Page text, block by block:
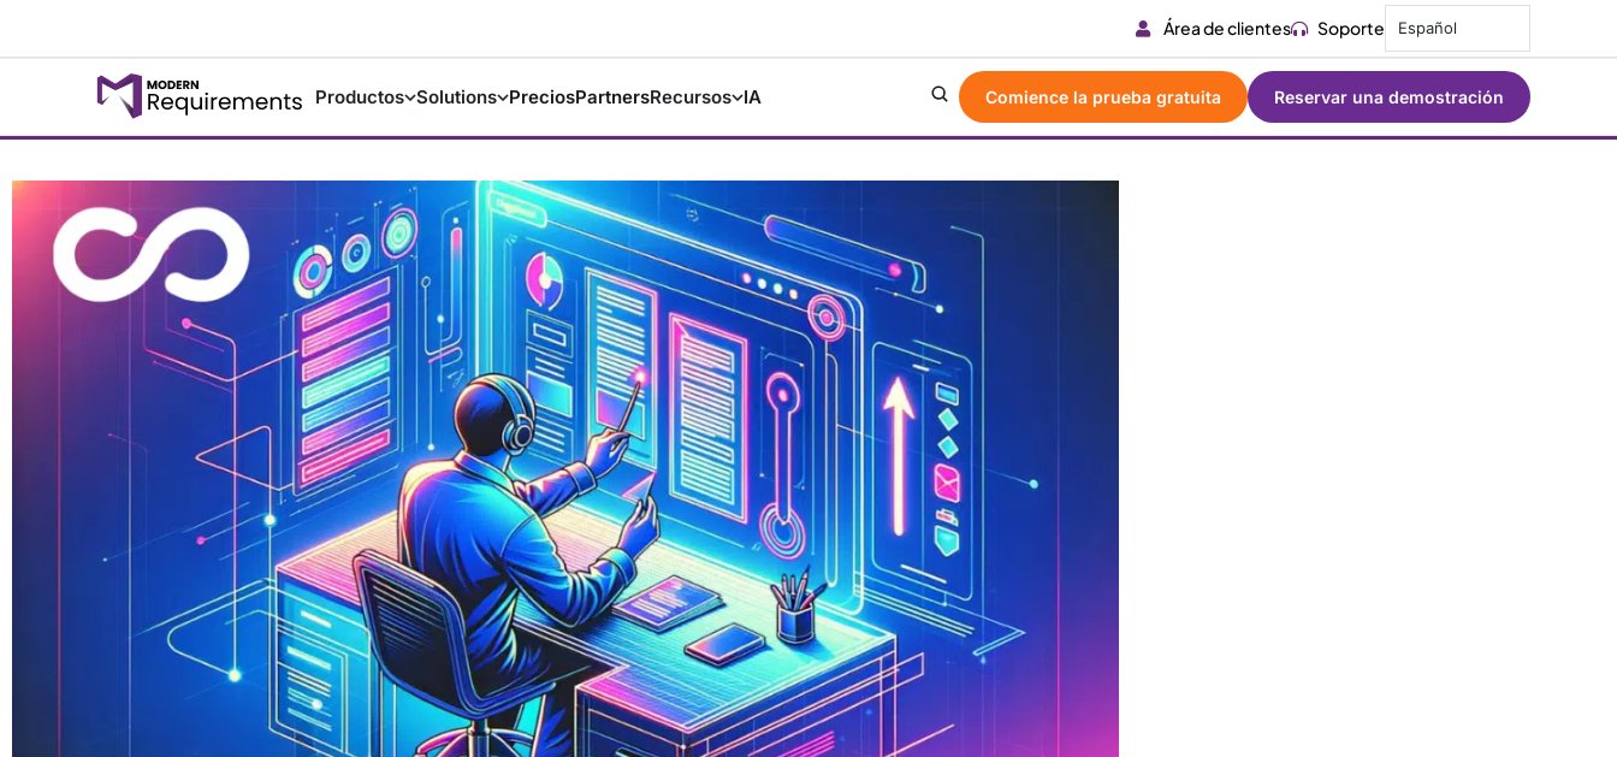
Área de clientes Soporte Español
Productos Solutions PreciosPartnersRecursos IA Comience la prueba gratuita Reservar una demostración